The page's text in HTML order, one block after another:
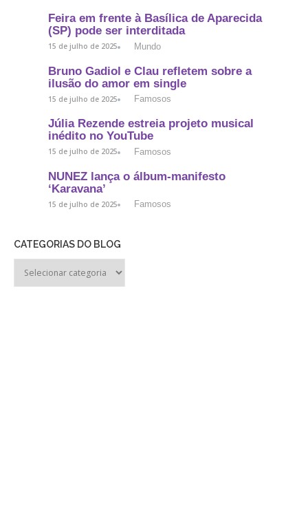
Feira em frente à Basílica de Aparecida
(SP) pode ser interditada
15 de julho de 2025 Mundo
Bruno Gadiol e Clau refletem sobre a
ilusão do amor em single
15 de julho de 2025 Famosos
Júlia Rezende estreia projeto musical
inédito no YouTube
15 de julho de 2025 Famosos
NUNEZ lança o álbum-manifesto
‘Karavana’
15 de julho de 2025 Famosos
CATEGORIAS DO BLOG